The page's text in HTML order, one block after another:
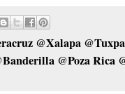
@Xalapa
@Poza Rica